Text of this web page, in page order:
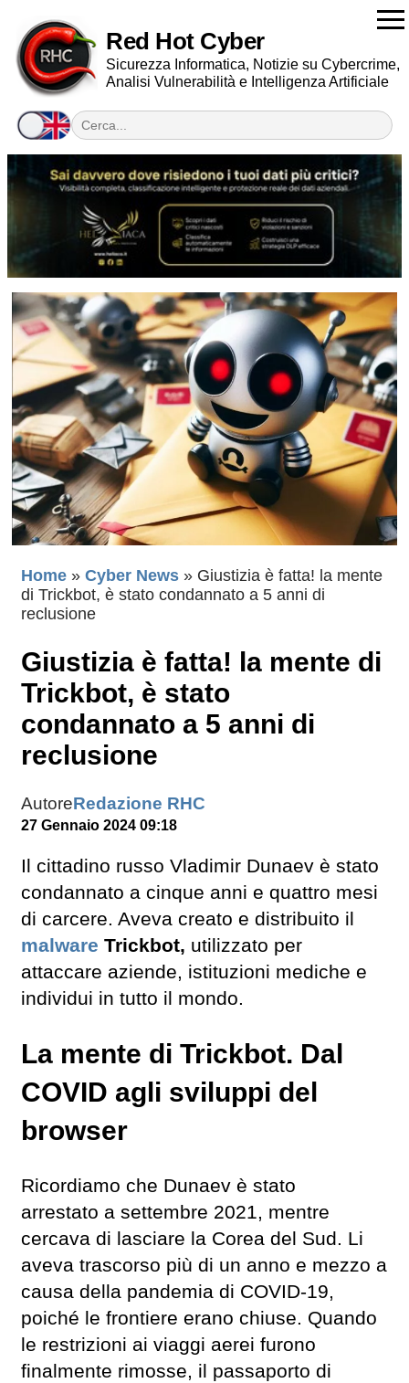
Red Hot Cyber
Sicurezza Informatica, Notizie su Cybercrime,
Analisi Vulnerabilità e Intelligenza Artificiale
Home » Cyber News » Giustizia è fatta! la mente
di Trickbot, è stato condannato a 5 anni di
reclusione
Giustizia è fatta! la mente di
Trickbot, è stato
condannato a 5 anni di
reclusione
AutoreRedazione RHC
27 Gennaio 2024 09:18
Il cittadino russo Vladimir Dunaev è stato
condannato a cinque anni e quattro mesi
di carcere. Aveva creato e distribuito il
malware Trickbot, utilizzato per
attaccare aziende, istituzioni mediche e
individui in tutto il mondo.
La mente di Trickbot. Dal
COVID agli sviluppi del
browser
Ricordiamo che Dunaev è stato
arrestato a settembre 2021, mentre
cercava di lasciare la Corea del Sud. Li
aveva trascorso più di un anno e mezzo a
causa della pandemia di COVID-19,
poiché le frontiere erano chiuse. Quando
le restrizioni ai viaggi aerei furono
finalmente rimosse, il passaporto di